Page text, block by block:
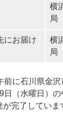
横
局
にお届け
横
局
前に石川県金
日（水曜日）
完了していま